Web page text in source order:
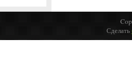
Сделать